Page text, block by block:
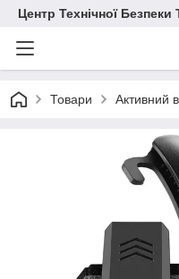
Центр Технічної Безпеки
Товари Активний